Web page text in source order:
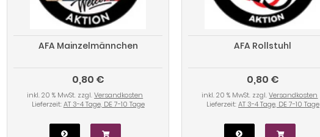
AFA Mainzelmännchen
0,80 €
inkl. 20 % MwSt. zzgl.Versandkosten
Lieferzeit:AT 3-4 Tage, DE 7-10 Tage
AFA Rollstuhl
0,80 €
inkl. 20 % MwSt. zzgl.Versandkosten
Lieferzeit:AT 3-4 Tage, DE 7-10 Tage